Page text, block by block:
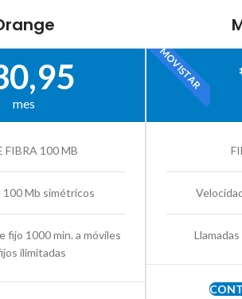
mes
FIBRA 100 MB
100 Mb simétricos
fijo 1000 min. a móviles
ilimitadas
MOVISTAR